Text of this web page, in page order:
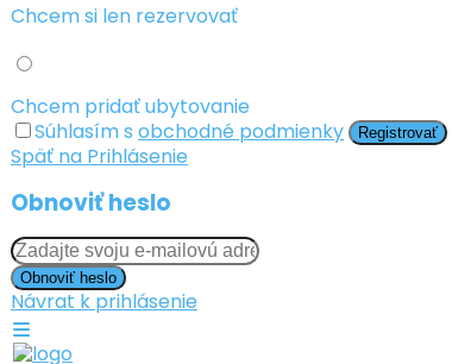
Chcem si len rezervovať
Chcem pridať ubytovanie
Súhlasím s obchodné podmienky Registrovať
Späť na Prihlásenie
Obnoviť heslo
Obnoviť heslo
Návrat k prihlásenie